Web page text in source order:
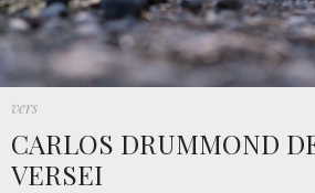
vers
CARLOS DRUMMOND
VERSEI